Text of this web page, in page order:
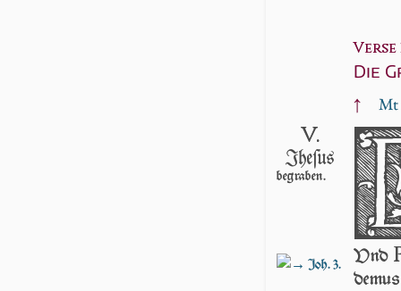
Verse
Die
↑ Mt
V.
Jhe­ſus
begraben.
Joh. 3. Vnd